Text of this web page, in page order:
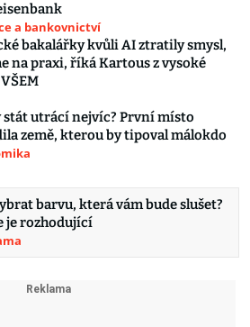
a bankovnictví
bakalářky kvůli AI ztratily smysl,
na praxi, říká Kartous z vysoké
utrácí nejvíc? První místo
země, kterou by tipoval málokdo
barvu, která vám bude slušet?
je rozhodující